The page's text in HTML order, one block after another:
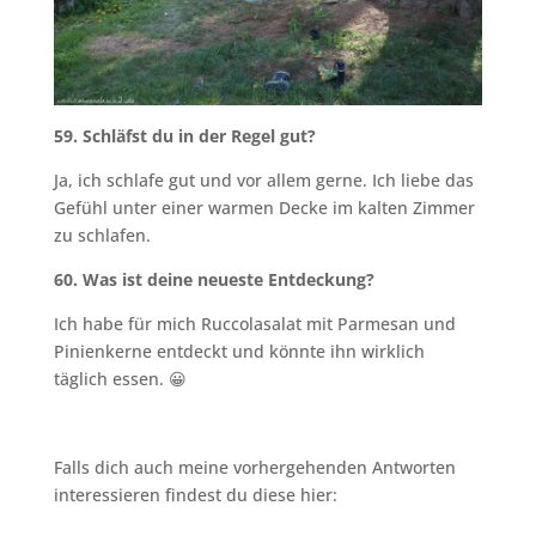
59. Schläfst du in der Regel gut?
Ja, ich schlafe gut und vor allem gerne. Ich liebe das
Gefühl unter einer warmen Decke im kalten Zimmer
zu schlafen.
60. Was ist deine neueste Entdeckung?
Ich habe für mich Ruccolasalat mit Parmesan und
Pinienkerne entdeckt und könnte ihn wirklich
täglich essen. 😀
Falls dich auch meine vorhergehenden Antworten
interessieren findest du diese hier: